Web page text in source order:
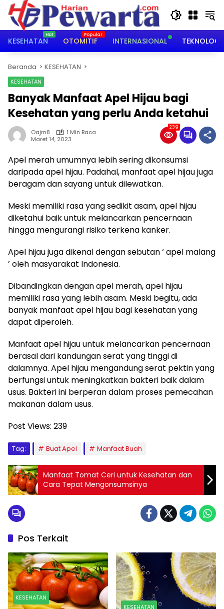
Langsung
konten
KESEHATAN
OTOMITIF INTERNASIONAL TEKNOLOGI
Beranda KESEHATAN
KESEHATAN
Banyak Manfaat Apel Hijau bagi
Kesehatan yang perlu Anda ketahui
Oajm8
1 Min Baca
Maret 14, 2023
239
Apel merah umumnya lebih sering dikonsumsi
daripada apel hijau. Padahal, manfaat apel hijau juga
beragam dan sayang untuk dilewatkan.
Meski memiliki rasa yang sedikit asam, apel hijau
diketahui baik untuk melancarkan pencernaan
hingga mengurangi risiko terkena kanker.
Apel hijau juga dikenal dengan sebutan ‘ apel malang
’ oleh masyarakat Indonesia.
Dibandingkan dengan apel merah, apel hijau
memiliki rasa yang lebih asam. Meski begitu, ada
banyak manfaat apel hijau bagi kesehatan yang
dapat diperoleh.
Manfaat apel hijau untuk melancarkan pencernaan
berasal dari kandungan serat yang tinggi di
dalamnya. Apel hijau mengandung serat pektin yang
berfungsi untuk meningkatkan bakteri baik dalam
usus. Bakteri ini berperan dalam proses pemecahan
makanan dalam usus.
Post Views: 239
Tag: Buat Apel Manfaat Buah
Manfaat Tomat Ceri untuk Kesehatan dan
Cara Tepat Mengonsumsinya
Pos Terkait
KESEHATAN
KESEHATAN